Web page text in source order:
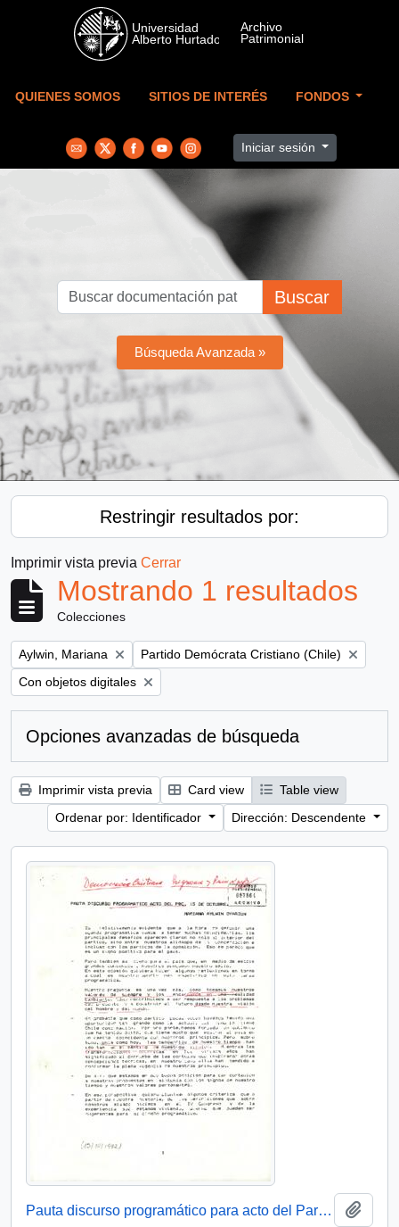
Skip to main content
QUIENES SOMOS SITIOS DE INTERÉS FONDOS
Iniciar sesión
Buscar
Búsqueda Avanzada »
Restringir resultados por:
Imprimir vista previa Cerrar
Mostrando 1 resultados
Colecciones
Remove filter:
Aylwin, Mariana Remove filter:
Partido Demócrata Cristiano (Chile)
Remove filter:
Con objetos digitales
Opciones avanzadas de búsqueda
Imprimir vista previa Card view
Table view
Ordenar por: Identificador
Dirección: Descendente
Pauta discurso programático para acto del Partido Demócrata Cristiano